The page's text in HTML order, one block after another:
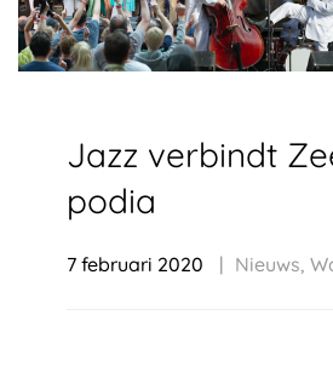
Jazz verbindt
podia
7 februari 2020 Nieuws,